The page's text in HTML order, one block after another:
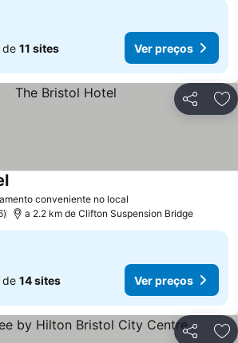
de 11 sites Ver preços
Partilhar
conveniente no local
Ver preços
a 2.2 km de Clifton Suspension Bridge
de 14 sites Ver preços
Partilhar